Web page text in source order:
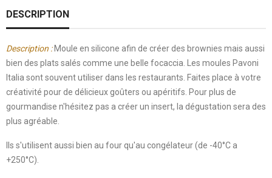
DESCRIPTION
Description :Moule en silicone afin de créer des brownies mais aussi
bien des plats salés comme une belle focaccia. Les moules Pavoni
Italia sont souvent utiliser dans les restaurants. Faites place à votre
créativité pour de délicieux goûters ou apéritifs. Pour plus de
gourmandise n'hésitez pas a créer un insert, la dégustation sera des
plus agréable.
Ils s'utilisent aussi bien au four qu'au congélateur (de -40°C a
+250°C).